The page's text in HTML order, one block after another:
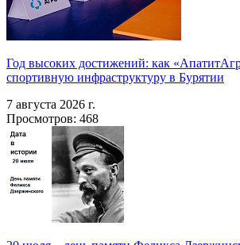
Год высоких достижений: как
спортивную инфраструктуру в Бурятии
7 августа 2026 г.
Просмотров: 468